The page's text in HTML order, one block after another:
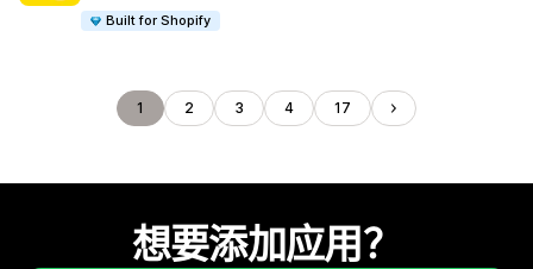
Built for Shopify
1 2 3 4 17
想要添加应用？